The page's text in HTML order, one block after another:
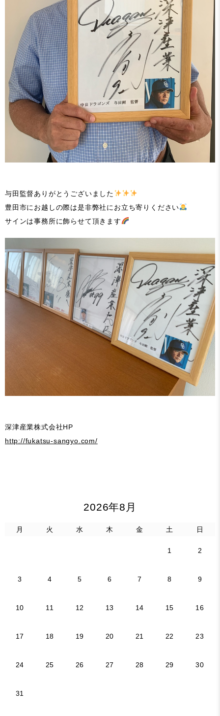
与田監督ありがとうございました
豊田市にお越しの際は是非弊社にお立ち寄りください
サインは事務所に飾らせて頂きます
深津産業株式会社HP
http://fukatsu-sangyo.com/
2026年8月
月 火 水 木 金 土 日
1 2
3 4 5 6 7 8 9
10 11 12 13 14 15 16
17 18 19 20 21 22 23
24 25 26 27 28 29 30
31